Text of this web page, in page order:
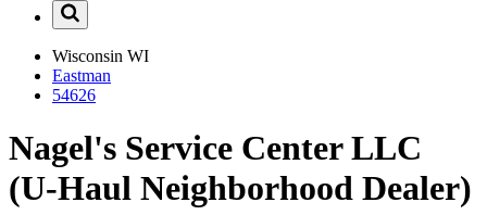
Wisconsin WI
Eastman
54626
Nagel's Service Center LLC
(U-Haul Neighborhood Dealer)